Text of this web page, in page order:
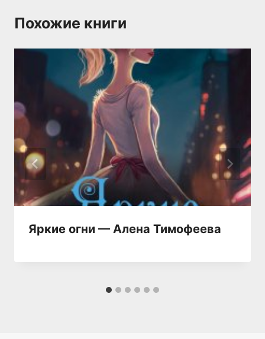
Похожие книги
Яркие огни — Алена Тимофеева